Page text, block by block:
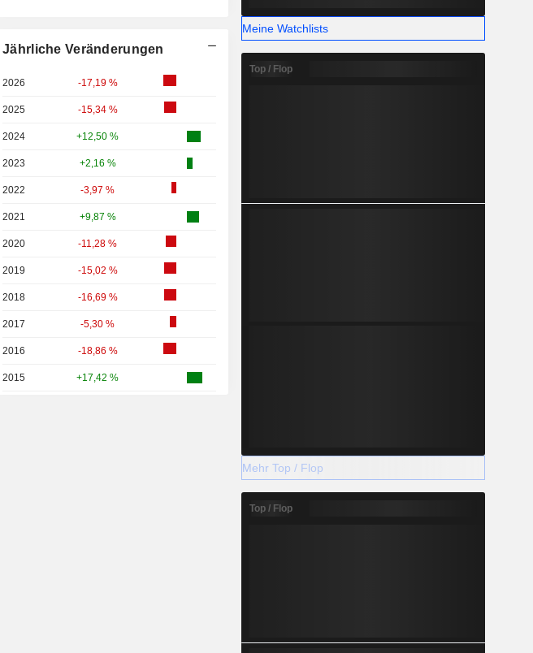
Jährliche Veränderungen
2026 -17,19 %
2025 -15,34 %
2024 +12,50 %
2023 +2,16 %
2022 -3,97 %
2021 +9,87 %
2020 -11,28 %
2019 -15,02 %
2018 -16,69 %
2017 -5,30 %
2016 -18,86 %
2015 +17,42 %
Meine Watchlists
Top / Flop
Mehr Top / Flop
Top / Flop